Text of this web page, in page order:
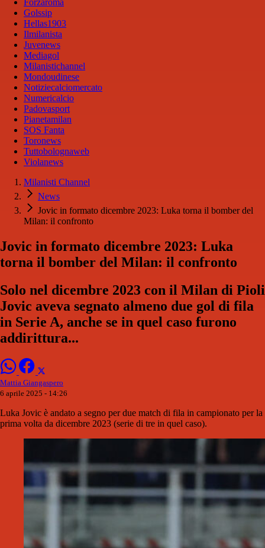
Forzaroma
Golssip
Hellas1903
Ilmilanista
Juvenews
Mediagol
Milanistichannel
Mondoudinese
Notiziecalciomercato
Numericalcio
Padovasport
Pianetamilan
SOS Fanta
Toronews
Tuttobolognaweb
Violanews
Milanisti Channel
News
Jovic in formato dicembre 2023: Luka torna il bomber del
Milan: il confronto
Jovic in formato dicembre 2023: Luka
torna il bomber del Milan: il confronto
Solo nel dicembre 2023 con il Milan di Pioli
Jovic aveva segnato almeno due gol di fila
in Serie A, anche se in quel caso furono
addirittura...
Mattia Giangaspero
6 aprile 2025 - 14:26
Luka Jovic è andato a segno per due match di fila in campionato per la
prima volta da dicembre 2023 (serie di tre in quel caso).